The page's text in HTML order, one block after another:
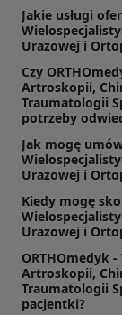
Jakie usługi
Urazowej i
Czy
Artroskopii,
Traumatologii
potrzeby
Jak mogę
Urazowej i
Kiedy mogę
Urazowej i
ORTHOmedyk
Artroskopii,
Traumatologii
pacjentki?